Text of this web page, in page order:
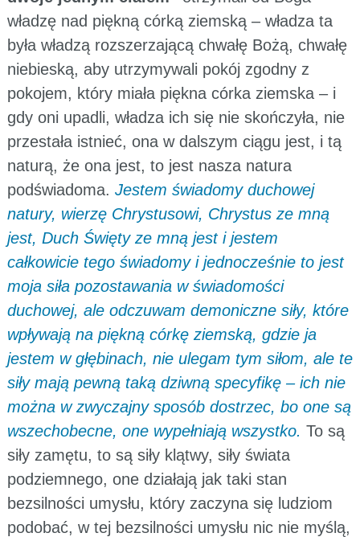
władzę nad piękną córką ziemską – władza ta
była władzą rozszerzającą chwałę Bożą, chwałę
niebieską, aby utrzymywali pokój zgodny z
pokojem, który miała piękna córka ziemska – i
gdy oni upadli, władza ich się nie skończyła, nie
przestała istnieć, ona w dalszym ciągu jest, i tą
naturą, że ona jest, to jest nasza natura
podświadoma. Jestem świadomy duchowej
natury, wierzę Chrystusowi, Chrystus ze mną
jest, Duch Święty ze mną jest i jestem
całkowicie tego świadomy i jednocześnie to jest
moja siła pozostawania w świadomości
duchowej, ale odczuwam demoniczne siły, które
wpływają na piękną córkę ziemską, gdzie ja
jestem w głębinach, nie ulegam tym siłom, ale te
siły mają pewną taką dziwną specyfikę – ich nie
można w zwyczajny sposób dostrzec, bo one są
wszechobecne, one wypełniają wszystko. To są
siły zamętu, to są siły klątwy, siły świata
podziemnego, one działają jak taki stan
bezsilności umysłu, który zaczyna się ludziom
podobać, w tej bezsilności umysłu nic nie myślą,